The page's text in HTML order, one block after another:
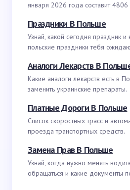
января 2026 года составит 4806
Праздники В Польше
Узнай, какой сегодня праздник
польские праздники тебя
Аналоги Лекарств В
Какие аналоги лекарств есть в
заменить украинские препараты.
Платные Дороги В Польше
Список скоростных трасс и
проезда транспортных средств.
Замена Прав В Польше
Узнай, когда нужно менять
обращаться и какие документы